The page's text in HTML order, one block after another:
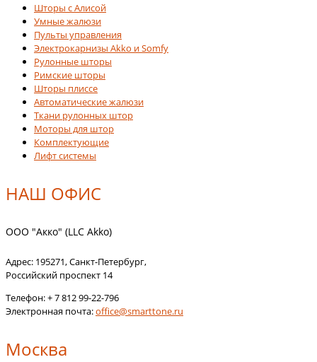
Шторы с Алисой
Умные жалюзи
Пульты управления
Электрокарнизы Akko и Somfy
Рулонные шторы
Римские шторы
Шторы плиссе
Автоматические жалюзи
Ткани рулонных штор
Моторы для штор
Комплектующие
Лифт системы
НАШ ОФИС
ООО "Акко" (LLC Akko)
Адрес: 195271,Санкт-Петербург,
Российский проспект 14
Телефон:+ 7 812 99-22-796
Электронная почта:office@smarttone.ru
Москва